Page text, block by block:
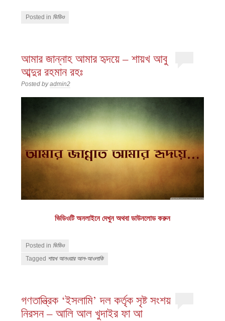
Posted in ভিডিও
আমার জান্নাহ আমার হৃদয়ে – শায়খ আবু
আব্দুর রহমান রহঃ
Posted byadmin2
ভিডিওটি অনলাইনে দেখুন অথবা ডাউনলোড করুন
Posted in ভিডিও
Tagged শায়খ আনওয়ার আল-আওলাকি
গণতান্ত্রিক ‘ইসলামি’ দল কর্তৃক সৃষ্ট সংশয়
নিরসন – আলি আল খুদাইর ফা আ